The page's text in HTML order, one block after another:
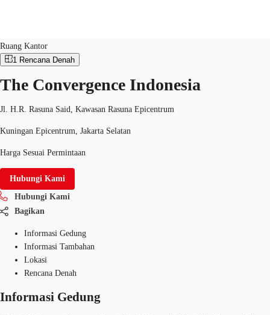
Ruang Kantor
Ruang Kerja Fleksibel
Pemilik Properti
Favorit
ID
+62 21 29223888 Hubungi Kami
Ruang Kantor
1 Rencana Denah
The Convergence Indonesia
Jl. H.R. Rasuna Said, Kawasan Rasuna Epicentrum
Kuningan Epicentrum, Jakarta Selatan
Harga Sesuai Permintaan
Hubungi Kami
Hubungi Kami
Bagikan
Informasi Gedung
Informasi Tambahan
Lokasi
Rencana Denah
Informasi Gedung